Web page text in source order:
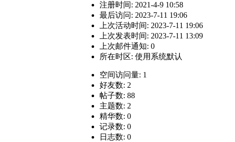
注册时间: 2021-4-9 10:58
最后访问: 2023-7-11 19:06
上次活动时间: 2023-7-11 19:06
上次发表时间: 2023-7-11 13:09
上次邮件通知: 0
所在时区: 使用系统默认
空间访问量: 1
好友数: 2
帖子数: 88
主题数: 2
精华数: 0
记录数: 0
日志数: 0